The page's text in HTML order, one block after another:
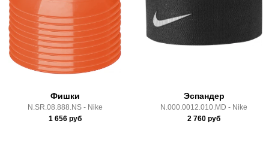
Почтой Росии и СДЭК.
Здесь вы можете более детально ознакомиться с
условиямиоплатыидоставки
Фишки
N.SR.08.888.NS - Nike
1 656руб
Эспандер
N.000.0012.010.MD - Nike
2 760 руб